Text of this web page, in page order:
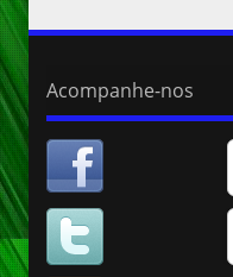
Acompanhe-nos